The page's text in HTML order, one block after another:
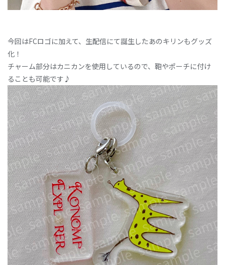
今回はFCロゴに加えて、生配信にて誕生したあのキリンもグッズ
化！
チャーム部分はカニカンを使用しているので、鞄やポーチに付け
ることも可能です♪